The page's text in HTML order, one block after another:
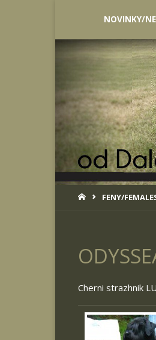
Skip
to
content
NOVINKY/
HOMEFENY/
Cherni strazhnik